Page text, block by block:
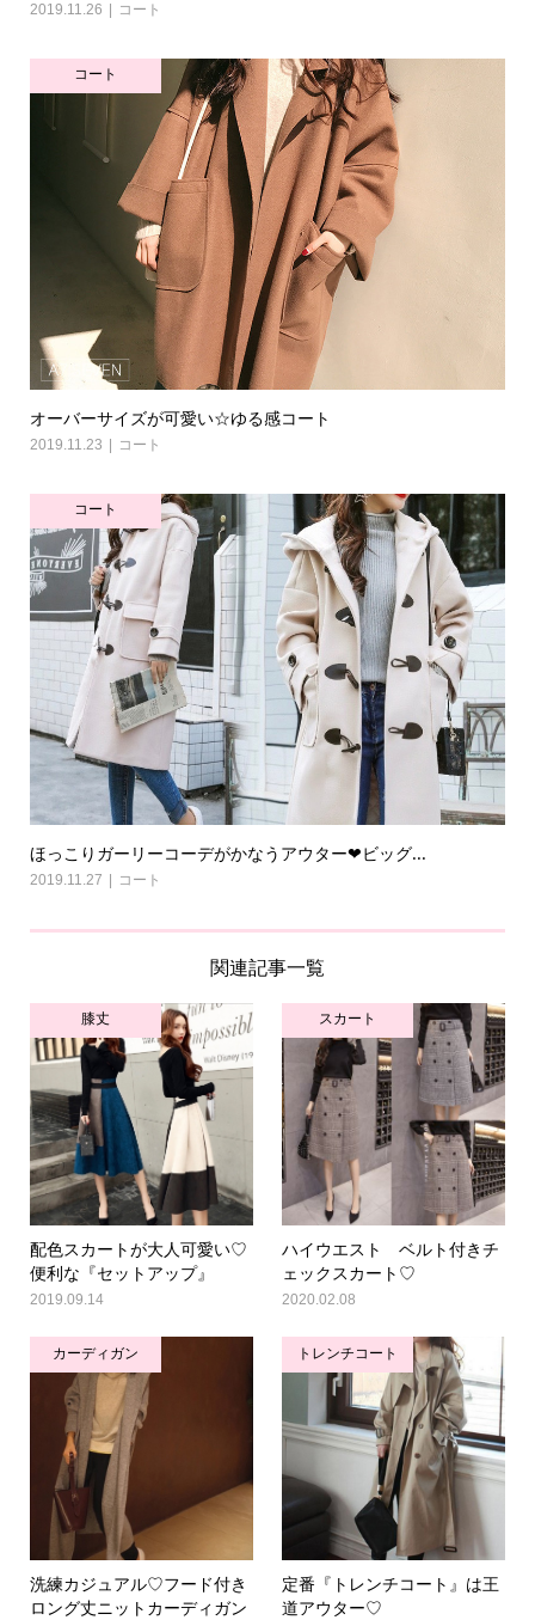
2019.11.26 コート
コート
オーバーサイズが可愛い☆ゆる感コート
2019.11.23 コート
コート
ほっこりガーリーコーデがかなうアウター❤ビッグ...
2019.11.27 コート
関連記事一覧
膝丈
配色スカートが大人可愛い♡
便利な『セットアップ』
2019.09.14
スカート
ハイウエスト ベルト付きチ
ェックスカート♡
2020.02.08
カーディガン
洗練カジュアル♡フード付き
ロング丈ニットカーディガン
トレンチコート
定番『トレンチコート』は王
道アウター♡